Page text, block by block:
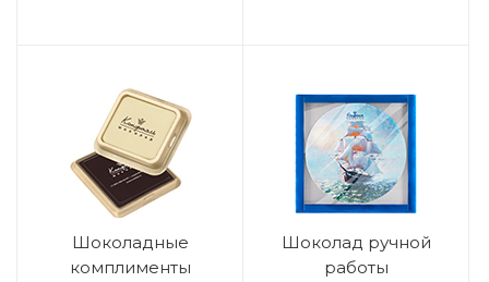
Шоколадные
комплименты
Шоколад ручной
работы